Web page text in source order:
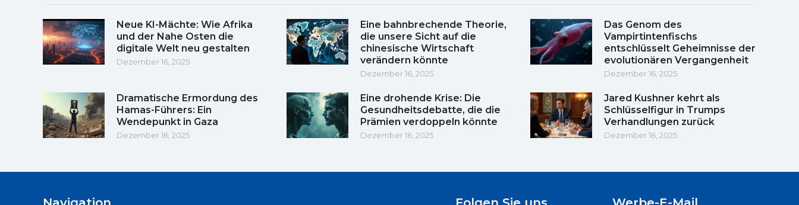
Neue KI-Mächte: Wie Afrika
und der Nahe Osten die
digitale Welt neu gestalten
Dezember 16, 2025
Eine bahnbrechende Theorie,
die unsere Sicht auf die
chinesische Wirtschaft
verändern könnte
Dezember 16, 2025
Das Genom des
Vampirtintenfischs
entschlüsselt Geheimnisse der
evolutionären Vergangenheit
Dezember 16, 2025
Dramatische Ermordung des
Hamas-Führers: Ein
Wendepunkt in Gaza
Dezember 16, 2025
Eine drohende Krise: Die
Gesundheitsdebatte, die die
Prämien verdoppeln könnte
Dezember 16, 2025
Jared Kushner kehrt als
Schlüsselfigur in Trumps
Verhandlungen zurück
Dezember 16, 2025